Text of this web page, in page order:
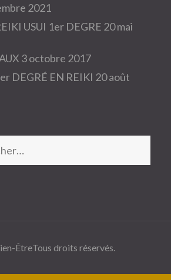
2021
USUI 1er DEGRE 20 mai
3 octobre 2017
DEGRÉ EN REIKI 20 août
:
ÊtreTous droits réservés.